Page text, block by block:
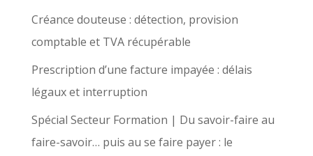
Créance douteuse : détection, provision
comptable et TVA récupérable
Prescription d’une facture impayée : délais
légaux et interruption
Spécial Secteur Formation | Du savoir-faire au
faire-savoir… puis au se faire payer : le